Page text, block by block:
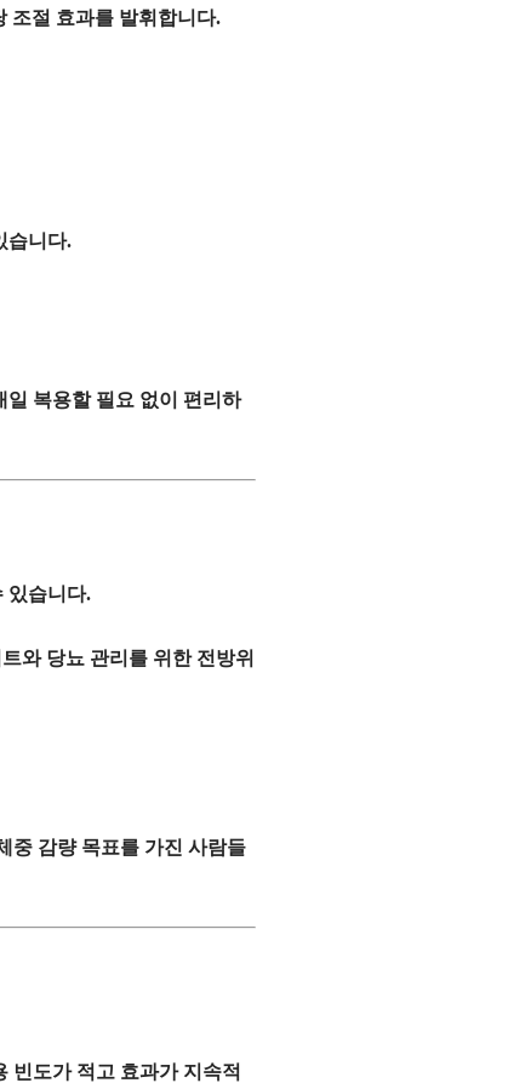
조절 효과를 발휘합니다.
습니다.
복용할 필요 없이 편리하
있습니다.
와 당뇨 관리를 위한 전방위
중 감량 목표를 가진 사람들
빈도가 적고 효과가 지속적